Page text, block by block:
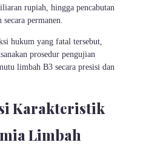
rupiah, hingga pencabutan
permanen.
hukum yang fatal tersebut,
prosedur pengujian
limbah B3 secara presisi dan
Karakteristik
Limbah